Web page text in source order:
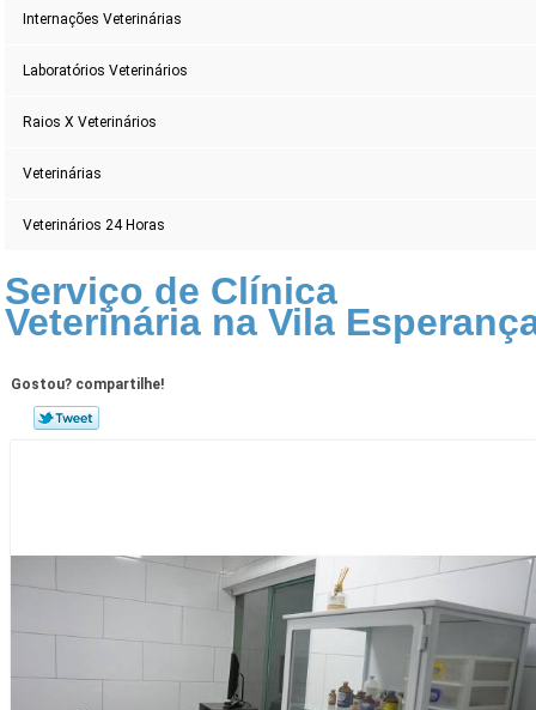
Internações Veterinárias
Laboratórios Veterinários
Raios X Veterinários
Veterinárias
Veterinários 24 Horas
Serviço de Clínica
Veterinária na Vila
Gostou? compartilhe!